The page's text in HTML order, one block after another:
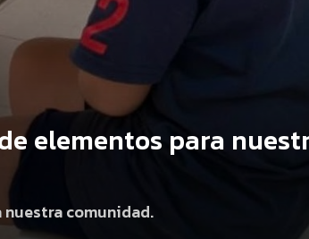
elementos para
comunidad.